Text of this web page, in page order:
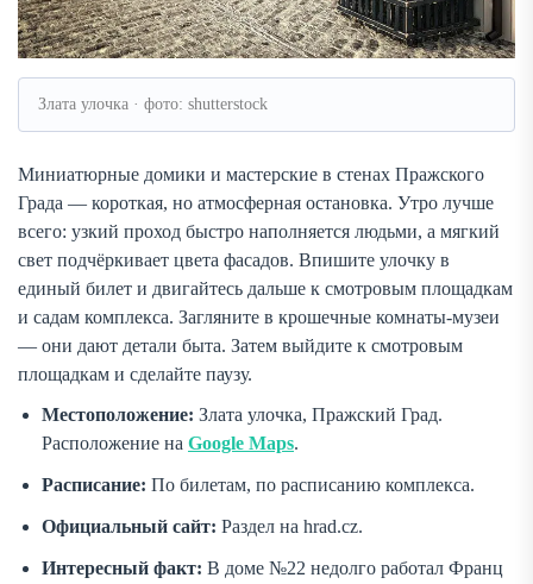
Злата улочка · фото: shutterstock
Миниатюрные домики и мастерские в стенах Пражского
Града — короткая, но атмосферная остановка. Утро лучше
всего: узкий проход быстро наполняется людьми, а мягкий
свет подчёркивает цвета фасадов. Впишите улочку в
единый билет и двигайтесь дальше к смотровым площадкам
и садам комплекса. Загляните в крошечные комнаты-музеи
— они дают детали быта. Затем выйдите к смотровым
площадкам и сделайте паузу.
Местоположение: Злата улочка, Пражский Град.
Расположение на Google Maps.
Расписание: По билетам, по расписанию комплекса.
Официальный сайт: Раздел на hrad.cz.
Интересный факт: В доме №22 недолго работал Франц